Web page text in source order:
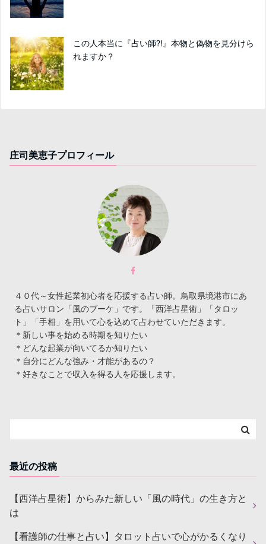
この人本当に『占い師⁈』本物と偽物を見分けら
れますか？
庄司美恵子プロフィール
４０代～女性起業初心者を応援する占い師。鳥取県境港市にあ
る占いサロン「風のブーケ」です。「西洋占星術」「タロッ
ト」「手相」を用いて心を込めて占わせていただきます。
＊新しい事を始める時期を知りたい
＊どんな起業が向いてるか知りたい
＊自分にどんな強み・才能があるの？
＊好きなことで収入を得る人を応援します。
最近の投稿
【西洋占星術】からみた新しい「風の時代」の生き方と
は
【看護師の仕事と占い】タロット占いで心がかるくなり